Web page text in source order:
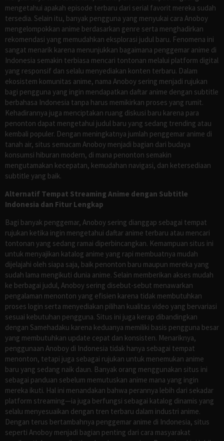
mengetahui apakah episode terbaru dari serial favorit mereka sudah
tersedia. Selain itu, banyak pengguna yang menyukai cara Anoboy
mengelompokkan anime berdasarkan genre serta menghadirkan
rekomendasi yang memudahkan eksplorasi judul baru. Fenomena ini
sangat menarik karena menunjukkan bagaimana penggemar anime di
Indonesia semakin terbiasa mencari tontonan melalui platform digital
yang responsif dan selalu menyediakan konten terbaru. Dalam
ekosistem komunitas anime, nama Anoboy sering menjadi rujukan
bagi pengguna yang ingin mendapatkan daftar anime dengan subtitle
berbahasa Indonesia tanpa harus memikirkan proses yang rumit.
Kehadirannya juga menciptakan ruang diskusi baru karena para
penonton dapat mengetahui judul baru yang sedang trending atau
kembali populer. Dengan meningkatnya jumlah penggemar anime di
tanah air, situs semacam Anoboy menjadi bagian dari budaya
konsumsi hiburan modern, di mana penonton semakin
mengutamakan kecepatan, kemudahan navigasi, dan ketersediaan
subtitle yang baik.
Alternatif Tempat Streaming Anime dengan Subtitle
Indonesia dan Fitur Lengkap
Bagi banyak penggemar, Anoboy sering dianggap sebagai tempat
rujukan ketika ingin mengetahui daftar anime terbaru atau mencari
tontonan yang sedang ramai diperbincangkan. Kemampuan situs ini
untuk menyajikan katalog anime yang rapi membuatnya mudah
dijelajahi oleh siapa saja, baik penonton baru maupun mereka yang
sudah lama mengikuti dunia anime. Selain memberikan akses mudah
ke berbagai judul, Anoboy sering disebut-sebut menawarkan
pengalaman menonton yang efisien karena tidak membutuhkan
proses login serta menyediakan pilihan kualitas video yang bervariasi
sesuai kebutuhan pengguna. Situs ini juga kerap dibandingkan
dengan Samehadaku karena keduanya memiliki basis pengguna besar
yang membutuhkan update cepat dan konsisten. Menariknya,
penggunaan Anoboy di Indonesia tidak hanya sebagai tempat
menonton, tetapi juga sebagai rujukan untuk menemukan anime
baru yang sedang naik daun. Banyak orang menggunakan situs ini
sebagai panduan sebelum memutuskan anime mana yang ingin
mereka ikuti. Hal ini menandakan bahwa perannya lebih dari sekadar
platform streaming—ia juga berfungsi sebagai katalog dinamis yang
selalu menyesuaikan dengan tren terbaru dalam industri anime.
Dengan terus bertambahnya penggemar anime di Indonesia, situs
seperti Anoboy menjadi bagian penting dari cara masyarakat